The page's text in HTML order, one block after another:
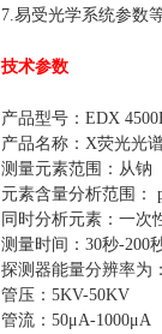
7.易受光学系统参数
技术参数
产品型号：EDX
产品名称：X荧光光
测量元素范围：从钠
元素含量分析范围：
同时分析元素：一次
测量时间：30秒-200
探测器能量分辨率为
管压：5KV-50KV
管流：50μA-1000μA